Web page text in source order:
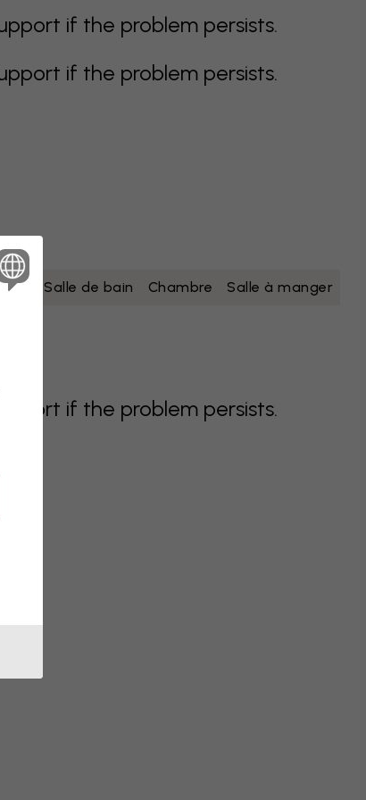
if the problem persists.
if the problem persists.
jaune Salle de bain Chambre Salle à manger
if the problem persists.